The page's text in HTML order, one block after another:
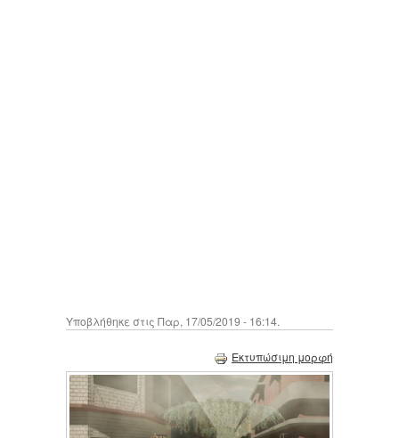
Υποβλήθηκε στις Παρ, 17/05/2019 - 16:14.
Εκτυπώσιμη μορφή